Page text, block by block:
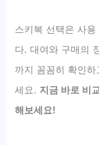
스키복 선택은 사
다. 대여와 구매의
까지 꼼꼼히 확인
세요. 지금 바로 비
해보세요!